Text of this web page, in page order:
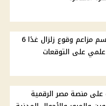
البحوث الفلكية تحسم مزاعم وقوع زلزال غدًا 6
على التوقعات
منصة مصر الرقمية